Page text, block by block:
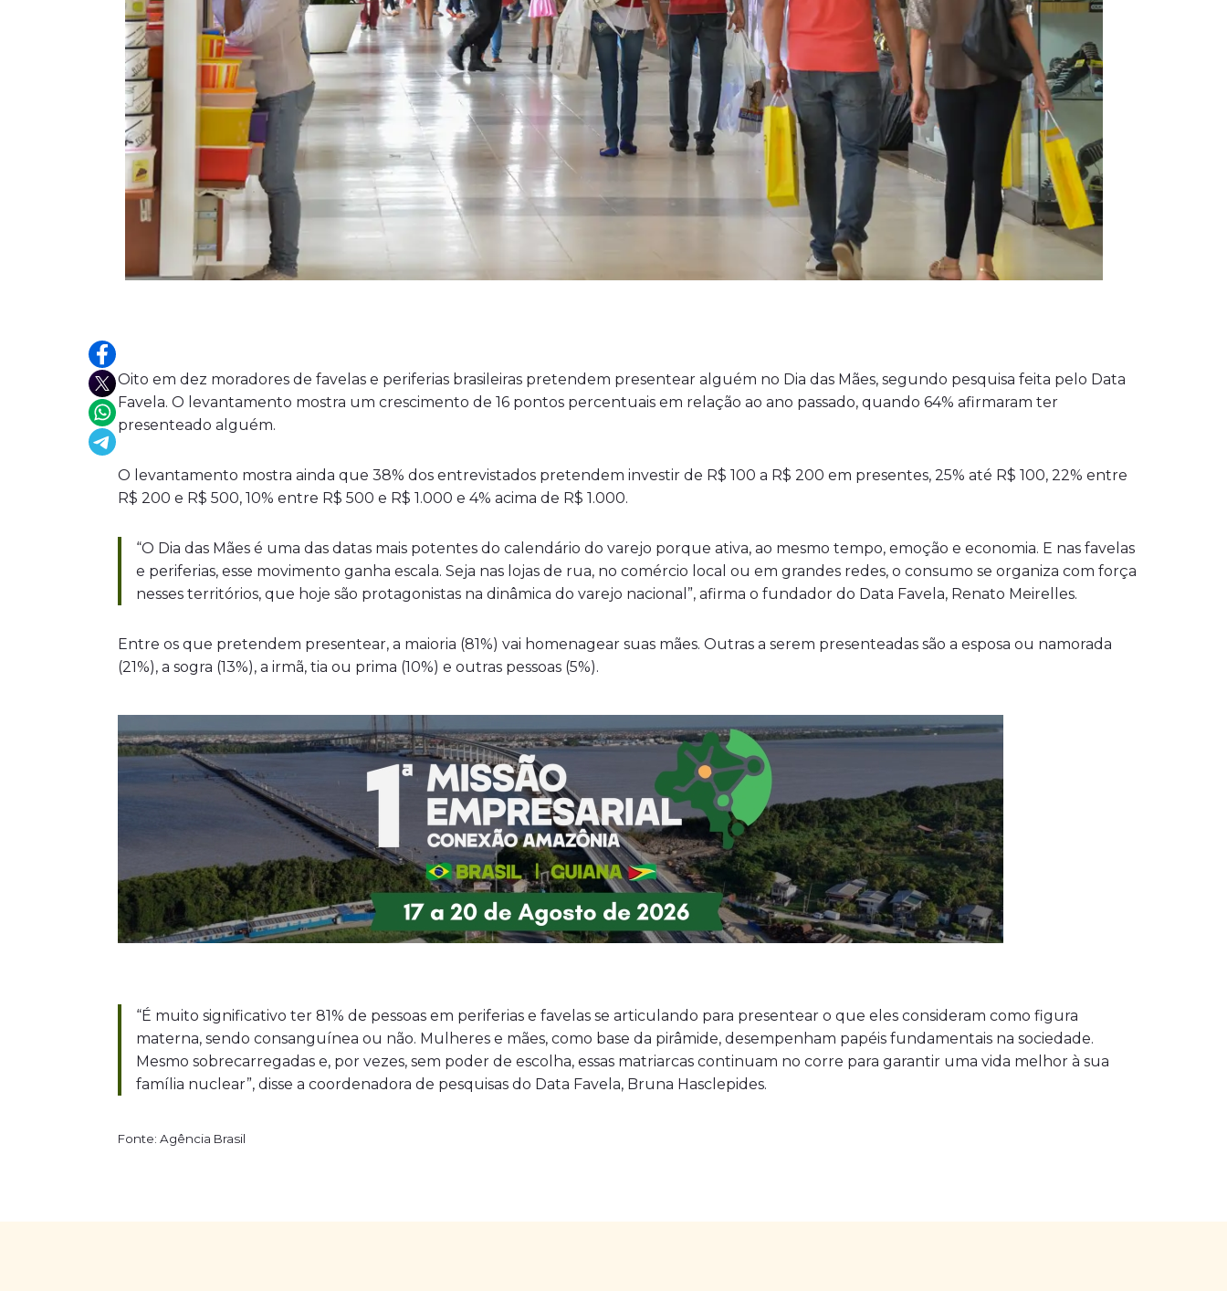
Oito em dez moradores de favelas e periferias brasileiras pretendem presentear alguém no Dia das Mães, segundo pesquisa feita pelo Data
Favela. O levantamento mostra um crescimento de 16 pontos percentuais em relação ao ano passado, quando 64% afirmaram ter
presenteado alguém.
O levantamento mostra ainda que 38% dos entrevistados pretendem investir de R$ 100 a R$ 200 em presentes, 25% até R$ 100, 22% entre
R$ 200 e R$ 500, 10% entre R$ 500 e R$ 1.000 e 4% acima de R$ 1.000.
“O Dia das Mães é uma das datas mais potentes do calendário do varejo porque ativa, ao mesmo tempo, emoção e economia. E nas favelas
e periferias, esse movimento ganha escala. Seja nas lojas de rua, no comércio local ou em grandes redes, o consumo se organiza com força
nesses territórios, que hoje são protagonistas na dinâmica do varejo nacional”, afirma o fundador do Data Favela, Renato Meirelles.
Entre os que pretendem presentear, a maioria (81%) vai homenagear suas mães. Outras a serem presenteadas são a esposa ou namorada
(21%), a sogra (13%), a irmã, tia ou prima (10%) e outras pessoas (5%).
“É muito significativo ter 81% de pessoas em periferias e favelas se articulando para presentear o que eles consideram como figura
materna, sendo consanguínea ou não. Mulheres e mães, como base da pirâmide, desempenham papéis fundamentais na sociedade.
Mesmo sobrecarregadas e, por vezes, sem poder de escolha, essas matriarcas continuam no corre para garantir uma vida melhor à sua
família nuclear”, disse a coordenadora de pesquisas do Data Favela, Bruna Hasclepides.
Fonte: Agência Brasil